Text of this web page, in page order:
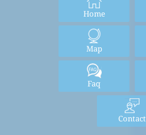
Home
Map
Faq
Contact